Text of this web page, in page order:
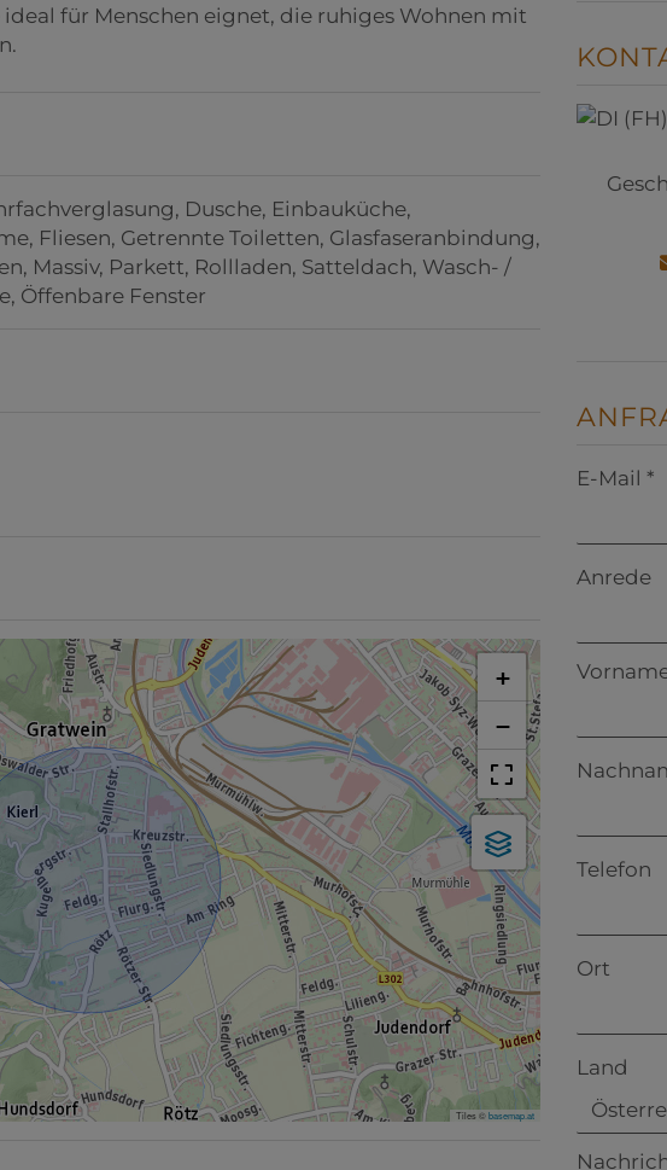
für Menschen eignet, die ruhiges Wohnen mit
Dusche Einbauküche
Fliesen Getrennte Toiletten Glasfaseranbindung
Massiv Parkett Rollladen Satteldach Wasch- /
Öffenbare Fenster
+
−
Tiles ©basemap.at
E-Mail
Anrede
Telefon
Ort
Land